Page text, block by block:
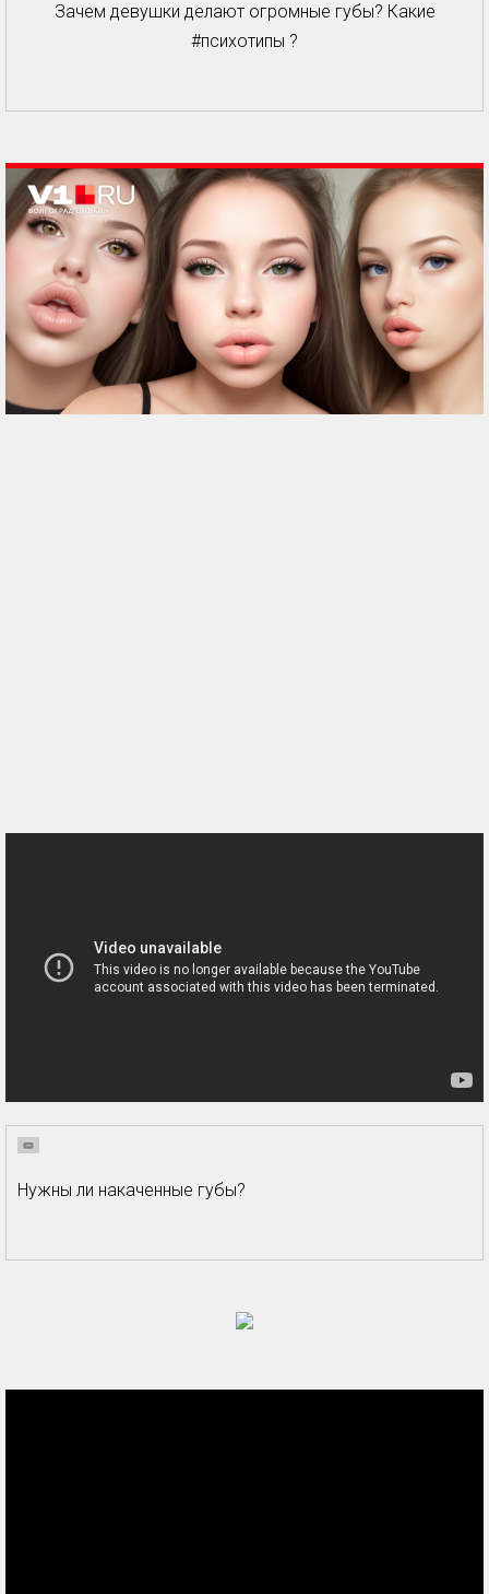
Зачем девушки делают огромные губы? Какие
#психотипы ?
Нужны ли накаченные губы?